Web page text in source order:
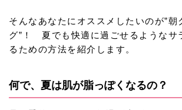
そんなあなたにオススメしたいのが”朝
グ”！ 夏でも快適に過ごせるようなサ
るための方法を紹介します。
何で、夏は肌が脂っぽくなるの？